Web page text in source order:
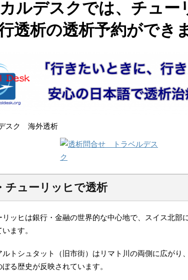
ルデスクでは、チュー
透析の透析予約ができ
チューリッヒで透析
リッヒは銀行・金融の世界的な中心地で、スイス北部
ます。
トシュタット（旧市街）はリマト川の両側に広がり
る歴史が反映されています。